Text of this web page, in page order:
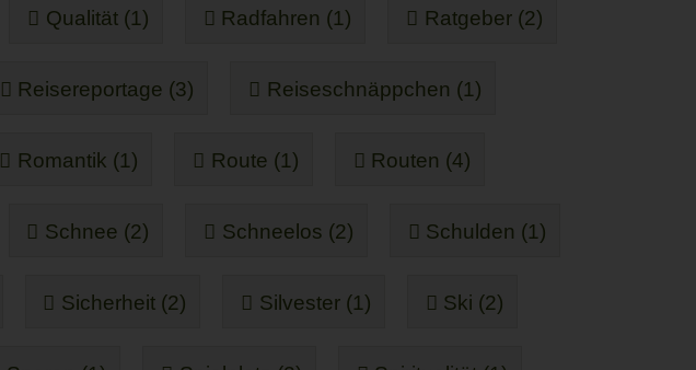
Qualität (1) Radfahren (1) Ratgeber (2)
Reisereportage (3) Reiseschnäppchen (1)
Romantik (1) Route (1) Routen (4)
Schnee (2) Schneelos (2) Schulden (1)
Sicherheit (2) Silvester (1) Ski (2)